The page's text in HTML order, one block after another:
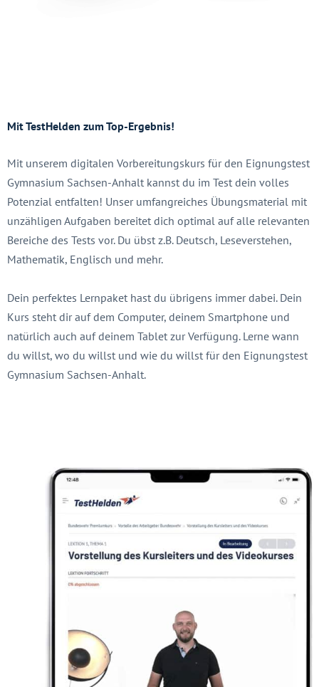
Mit TestHelden zum Top-Ergebnis!
Mit unserem digitalen Vorbereitungskurs für den Eignungstest
Gymnasium Sachsen-Anhalt kannst du im Test dein volles
Potenzial entfalten! Unser umfangreiches Übungsmaterial mit
unzähligen Aufgaben bereitet dich optimal auf alle relevanten
Bereiche des Tests vor. Du übst z.B. Deutsch, Leseverstehen,
Mathematik, Englisch und mehr.
Dein perfektes Lernpaket hast du übrigens immer dabei. Dein
Kurs steht dir auf dem Computer, deinem Smartphone und
natürlich auch auf deinem Tablet zur Verfügung. Lerne wann
du willst, wo du willst und wie du willst für den Eignungstest
Gymnasium Sachsen-Anhalt.